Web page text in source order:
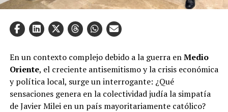
En un contexto complejo debido a la guerra enMedio
Oriente, el creciente antisemitismo y la crisis económica
y política local, surge un interrogante: ¿Qué
sensaciones genera en la colectividad judía la simpatía
de Javier Milei en un país mayoritariamente católico?